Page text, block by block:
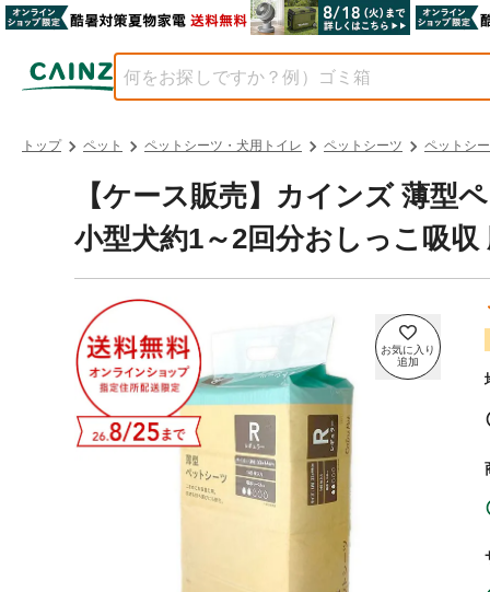
トップ ペット ペットシーツ・犬用トイレ ペットシーツ ペットシ
【ケース販売】カインズ 薄型
小型犬約1～2回分おしっこ吸